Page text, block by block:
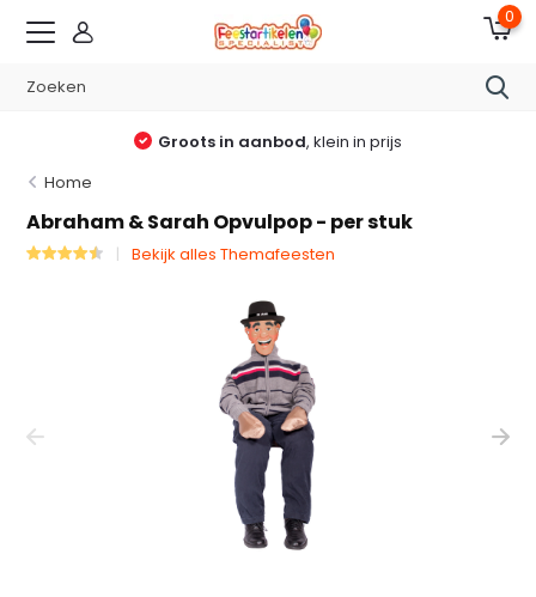
0
Groots in aanbod, klein in prijs
Home
Abraham & Sarah Opvulpop - per stuk
Bekijk alles Themafeesten